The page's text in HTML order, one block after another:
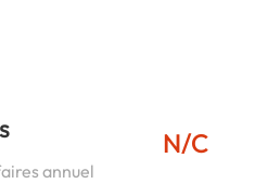
annuel
N/C